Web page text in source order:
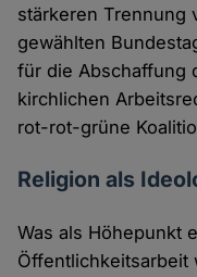
stärkeren Trennung
gewählten
für die Abschaffung
kirchlichen
rot-rot-grüne
Religion als
Was als Höhepunkt
Öffentlichkeitsarbeit